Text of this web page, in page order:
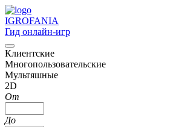
IGROFANIA
Гид онлайн-игр
Клиентские
Многопользовательские
Мультяшные
2D
От
До